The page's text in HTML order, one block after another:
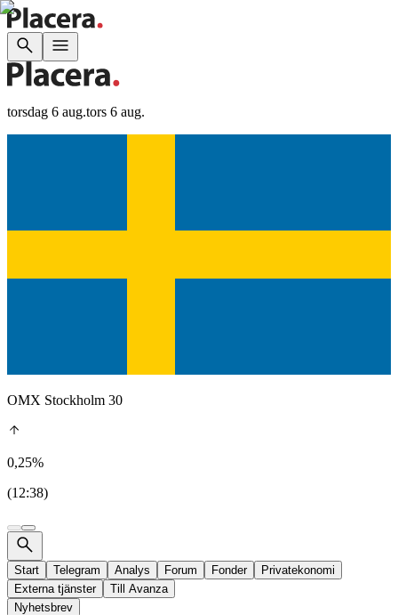
torsdag 6 aug.tors 6 aug.
OMX Stockholm 30
0,25%
(12:38)
Start Telegram Analys Forum Fonder
Privatekonomi
Externa tjänster
Till Avanza
Nyhetsbrev